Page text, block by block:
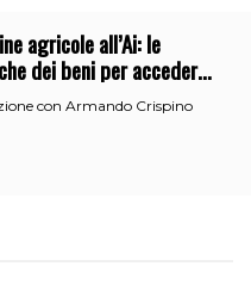
agricole all’Ai: le
dei beni per accedere
con Armando Crispino